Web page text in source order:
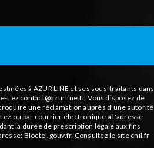
à AZUR LINE et ses sous-traitants dans
Lez contact@azurline.fr. Vous disposez de
une réclamation auprès d’une autorité
ou par courrier électronique à l'adresse
la durée de prescription légale aux fins
Bloctel.gouv.fr. Consultez le site cnil.fr